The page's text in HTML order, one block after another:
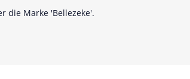
die Marke 'Bellezeke'.